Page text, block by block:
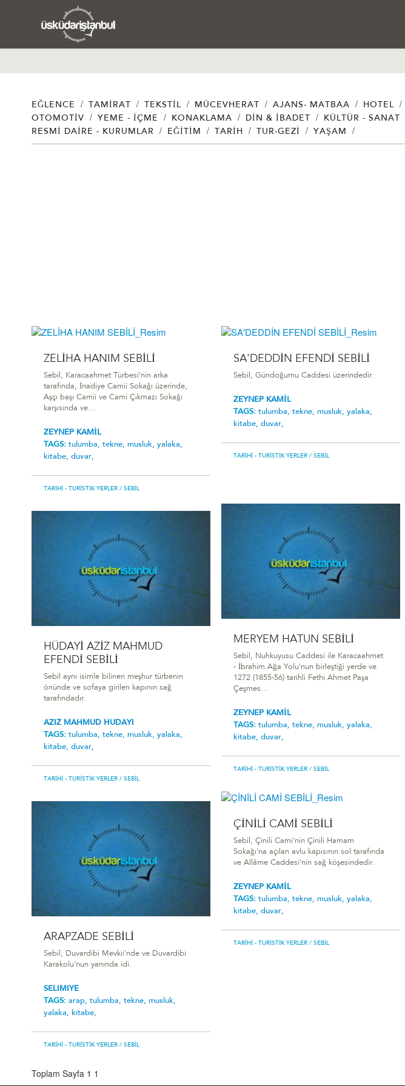
EĞLENCE / TAMIRAT / TEKSTIL / MÜCEVHERAT / AJANS- MATBAA / HOTEL /
OTOMOTIV / YEME - İÇME / KONAKLAMA / DIN & İBADET / KÜLTÜR - SANAT
RESMI DAIRE - KURUMLAR / EĞITIM / TARIH / TUR-GEZI / YAŞAM /
ZELİHA HANIM SEBİLİ
Sebil, Karacaahmet Türbesi'nin arka
tarafında, İnadiye Camii Sokağı üzerinde,
Aşçı başı Camii ve Cami Çıkmazı Sokağı
karşısında ve...
ZEYNEP KAMİL
TAGS: tulumba, tekne, musluk, yalaka,
kitabe, duvar,
TARIHI - TURISTIK YERLER / SEBIL
SA'DEDDİN EFENDİ SEBİLİ
Sebil, Gündoğumu Caddesi üzerindedir.
ZEYNEP KAMİL
TAGS: tulumba, tekne, musluk, yalaka,
kitabe, duvar,
TARIHI - TURISTIK YERLER / SEBIL
MERYEM HATUN SEBİLİ
Sebil, Nuhkuyusu Caddesi ile Karacaahmet
- İbrahim Ağa Yolu'nun birleştiği yerde ve
1272 (1855-56) tarihli Fethi Ahmet Paşa
Çeşmes...
ZEYNEP KAMİL
TAGS: tulumba, tekne, musluk, yalaka,
kitabe, duvar,
TARIHI - TURISTIK YERLER / SEBIL
HÜDAYİ AZİZ MAHMUD
EFENDİ SEBİLİ
Sebil aynı isimle bilinen meşhur türbenin
önünde ve sofaya girilen kapının sağ
tarafındadır.
AZIZ MAHMUD HUDAYI
TAGS: tulumba, tekne, musluk, yalaka,
kitabe, duvar,
TARIHI - TURISTIK YERLER / SEBIL
ÇİNİLİ CAMİ SEBİLİ
Sebil, Çinili Cami'nin Çinili Hamam
Sokağı'na açılan avlu kapısının sol tarafında
ve Allâme Caddesi'nin sağ köşesindedir.
ZEYNEP KAMİL
TAGS: tulumba, tekne, musluk, yalaka,
kitabe, duvar,
TARIHI - TURISTIK YERLER / SEBIL
ARAPZADE SEBİLİ
Sebil, Duvardibi Mevkii'nde ve Duvardibi
Karakolu'nun yanında idi.
SELIMIYE
TAGS: arap, tulumba, tekne, musluk,
yalaka, kitabe,
TARIHI - TURISTIK YERLER / SEBIL
Toplam Sayfa 1 1